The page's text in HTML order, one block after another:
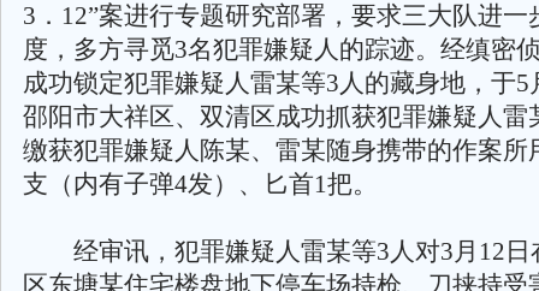
3．12”案进行专题研究部署，要求三大队进一
度，多方寻觅3名犯罪嫌疑人的踪迹。经缜密
成功锁定犯罪嫌疑人雷某等3人的藏身地，于5
邵阳市大祥区、双清区成功抓获犯罪嫌疑人雷
缴获犯罪嫌疑人陈某、雷某随身携带的作案
支（内有子弹4发）、匕首1把。
经审讯，犯罪嫌疑人雷某等3人对3月12日
区东塘某住宅楼盘地下停车场持枪、刀挟持受